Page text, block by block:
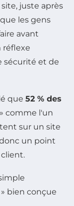
juste après
les gens
avant
réflexe
sécurité et de
que 52 % des
comme l'un
sur un site
un point
bien conçue